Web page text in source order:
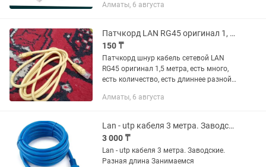
Алматы, 6 августа
Патчкорд LAN RG45 оригинал 1, 5 метра шнур кабель сетевой
150 ₸
Патчкорд шнур кабель сетевой LAN
RG45 оригинал 1,5 метра, есть много,
есть количество, есть длиннее разной
Алматы, 6 августа
Lan - utp кабеля 3 метра. Заводские. Разная длина
3 000 ₸
Lan - utp кабеля 3 метра. Заводские.
Разная длина Занимаемся